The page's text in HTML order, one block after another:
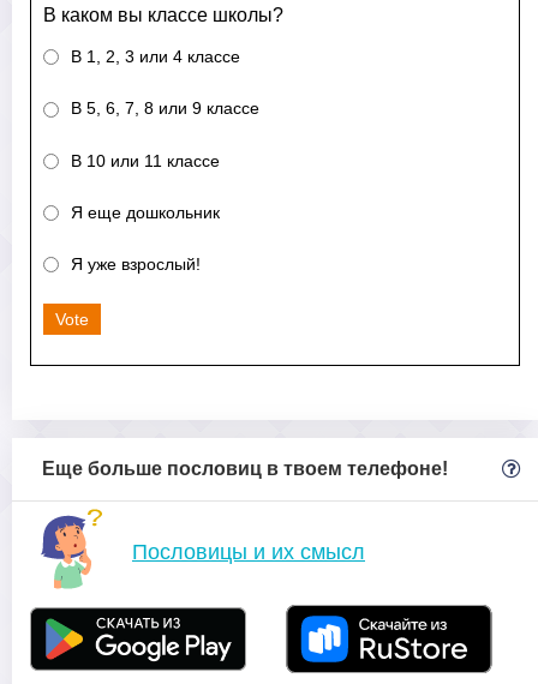
В каком вы классе школы?
В 1, 2, 3 или 4 классе
В 5, 6, 7, 8 или 9 классе
В 10 или 11 классе
Я еще дошкольник
Я уже взрослый!
Vote
Еще больше пословиц в твоем телефоне!
Пословицы и их смысл